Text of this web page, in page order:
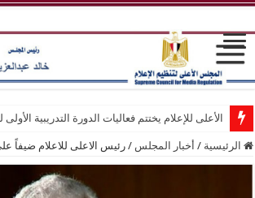
الأعلى للإعلام يختتم فعاليات الدورة التدريبية الأولى
الرئيسية / أخبار المجلس / رئيس الاعلى للاعلام ضيفاً